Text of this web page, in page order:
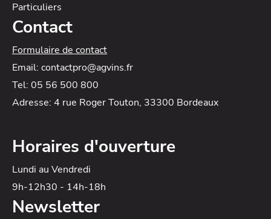
Particuliers
Contact
Formulaire de contact
Email: contactpro@agvins.fr
Tel: 05 56 500 800
Adresse: 4 rue Roger Touton, 33300 Bordeaux
Horaires d'ouverture
Lundi au Vendredi
9h-12h30 - 14h-18h
Newsletter